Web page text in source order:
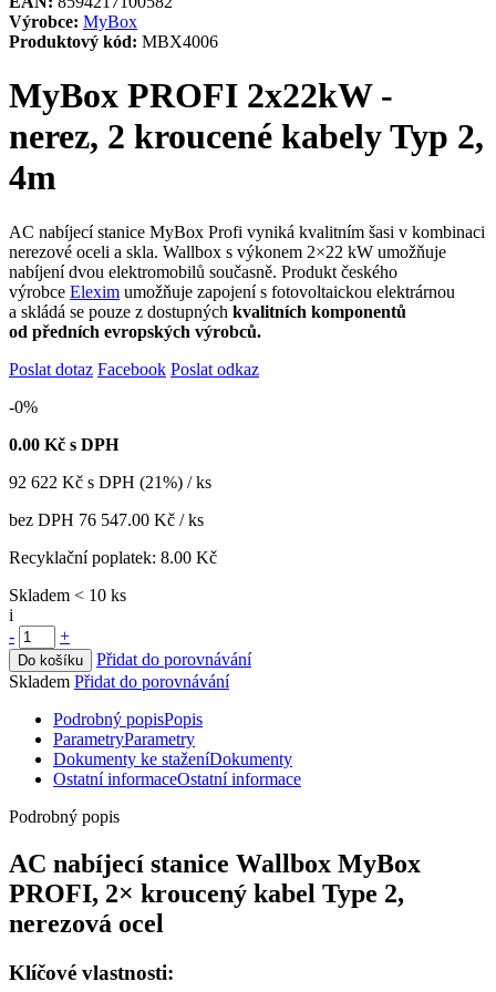
Výrobce: MyBox
Produktový kód: MBX4006
MyBox PROFI 2x22kW -
nerez, 2 kroucené kabely Typ 2,
4m
AC nabíjecí stanice MyBox Profi vyniká kvalitním šasi v kombinaci
nerezové oceli a skla. Wallbox s výkonem 2×22 kW umožňuje
nabíjení dvou elektromobilů současně. Produkt českého
výrobce Elexim umožňuje zapojení s fotovoltaickou elektrárnou
a skládá se pouze z dostupných kvalitních komponentů
od předních evropských výrobců.
Poslat dotaz Facebook Poslat odkaz
-0%
0.00 Kč s DPH
92 622 Kč s DPH (21%) / ks
bez DPH 76 547.00 Kč / ks
Recyklační poplatek: 8.00 Kč
Skladem < 10 ks
i
-
+
Do košíku
Přidat do porovnávání
Skladem Přidat do porovnávání
Podrobný popisPopis
ParametryParametry
Dokumenty ke staženíDokumenty
Ostatní informaceOstatní informace
Podrobný popis
AC nabíjecí stanice Wallbox MyBox
PROFI, 2× kroucený kabel Type 2,
nerezová ocel
Klíčové vlastnosti: